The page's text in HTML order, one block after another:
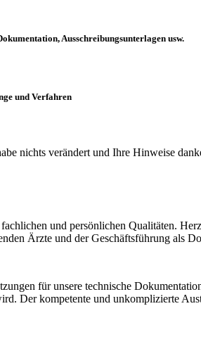
Ausschreibungsunterlagen usw.
und Verfahren
nichts verändert und Ihre Hinweise
und persönlichen Qualitäten.
Ärzte und der Geschäftsführung als
für unsere technische
Der kompetente und unkomplizierte